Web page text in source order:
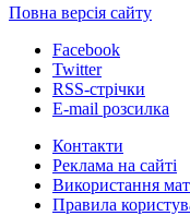
Повна версія сайту
Facebook
Twitter
RSS-стрічки
E-mail розсилка
Контакти
Реклама на сайті
Використання
Правила